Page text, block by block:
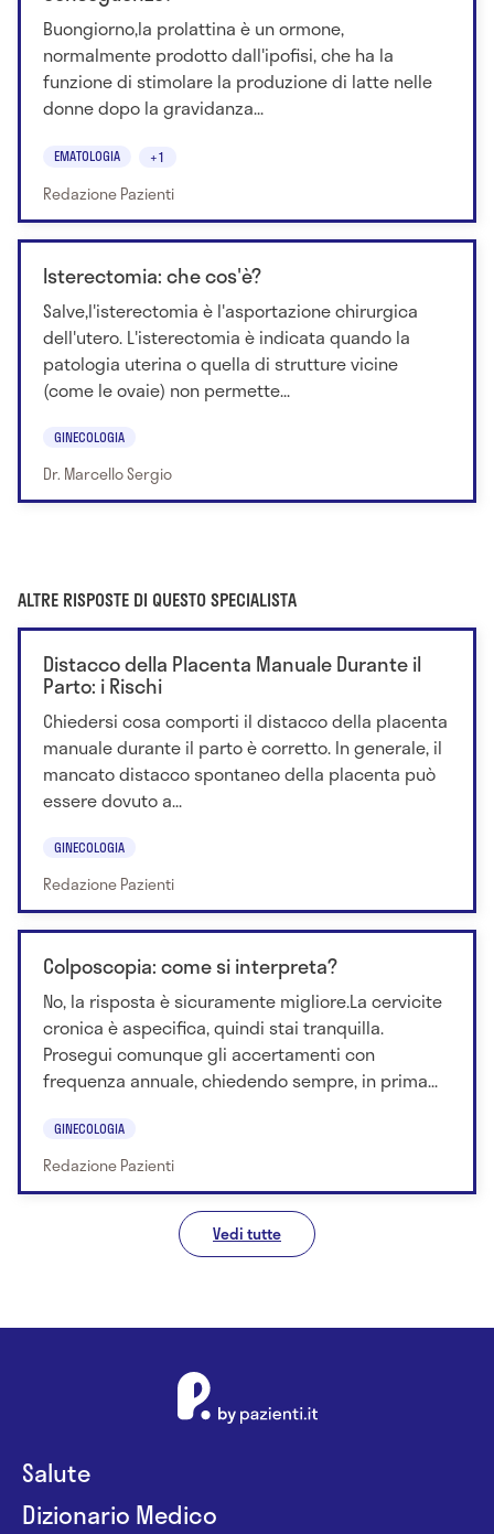
Buongiorno,la prolattina è un ormone,
normalmente prodotto dall'ipofisi, che ha la
funzione di stimolare la produzione di latte nelle
donne dopo la gravidanza...
EMATOLOGIA +1
Redazione Pazienti
Isterectomia: che cos'è?
Salve,l'isterectomia è l'asportazione chirurgica
dell'utero. L'isterectomia è indicata quando la
patologia uterina o quella di strutture vicine
(come le ovaie) non permette...
GINECOLOGIA
Dr. Marcello Sergio
ALTRE RISPOSTE DI QUESTO SPECIALISTA
Distacco della Placenta Manuale Durante il
Parto: i Rischi
Chiedersi cosa comporti il distacco della placenta
manuale durante il parto è corretto. In generale, il
mancato distacco spontaneo della placenta può
essere dovuto a...
GINECOLOGIA
Redazione Pazienti
Colposcopia: come si interpreta?
No, la risposta è sicuramente migliore.La cervicite
cronica è aspecifica, quindi stai tranquilla.
Prosegui comunque gli accertamenti con
frequenza annuale, chiedendo sempre, in prima...
GINECOLOGIA
Redazione Pazienti
Vedi tutte
Salute
Dizionario Medico